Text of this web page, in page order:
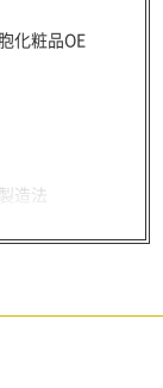
化粧品OE
造法
造法
社